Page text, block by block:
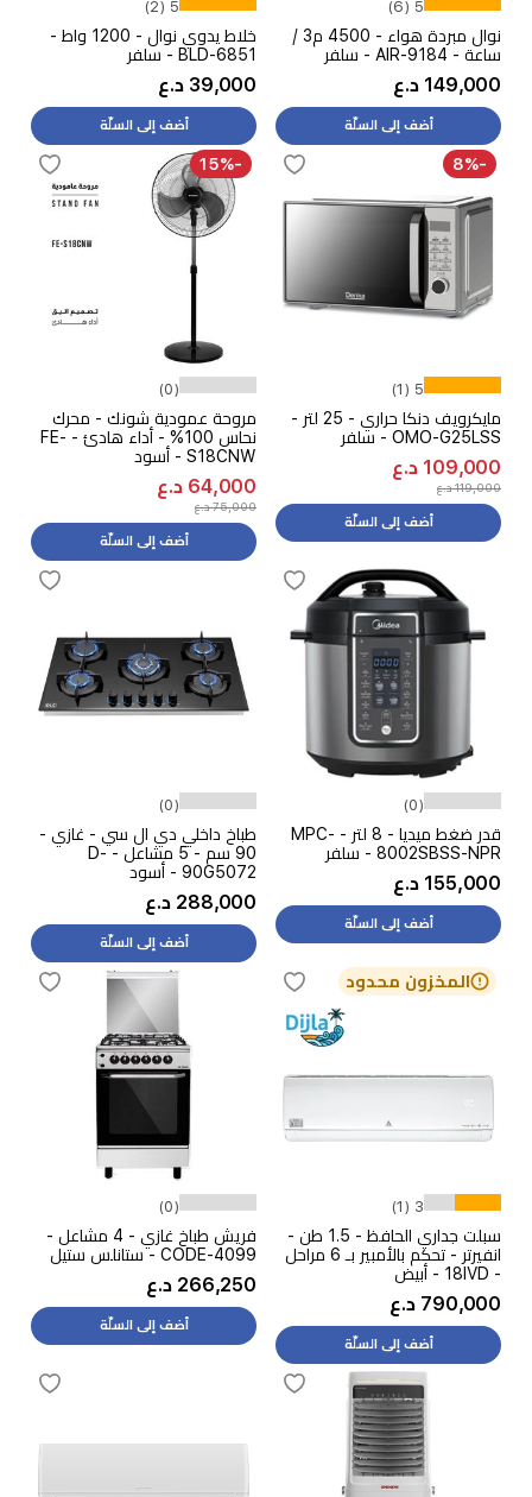
5 (6)
نوال مبردة هواء - 4500 م3 /
ساعة - AIR-9184 - سلفر
149,000 د.ع
أضف إلى السلّة
5 (2)
خلاط يدوي نوال - 1200 واط -
BLD-6851 - سلفر
39,000 د.ع
أضف إلى السلّة
-8%
5 (1)
مايكرويف دنكا حراري - 25 لتر -
OMO-G25LSS - سلفر
109,000 د.ع
119,000 د.ع
أضف إلى السلّة
-15%
(0)
مروحة عمودية شونك - محرك
نحاس 100% - أداء هادئ - FE-
S18CNW - أسود
64,000 د.ع
75,000 د.ع
أضف إلى السلّة
(0)
قدر ضغط ميديا - 8 لتر - MPC-
8002SBSS-NPR - سلفر
155,000 د.ع
أضف إلى السلّة
(0)
طباخ داخلي دي ال سي - غازي -
90 سم - 5 مشاعل - D-
90G5072 - أسود
288,000 د.ع
أضف إلى السلّة
المخزون محدود
3 (1)
سبلت جداري الحافظ - 1.5 طن -
انفيرتر - تحكم بالأمبير بـ 6 مراحل
- 18IVD - أبيض
790,000 د.ع
أضف إلى السلّة
(0)
فريش طباخ غازي - 4 مشاعل -
CODE-4099 - ستانلس ستيل
266,250 د.ع
أضف إلى السلّة